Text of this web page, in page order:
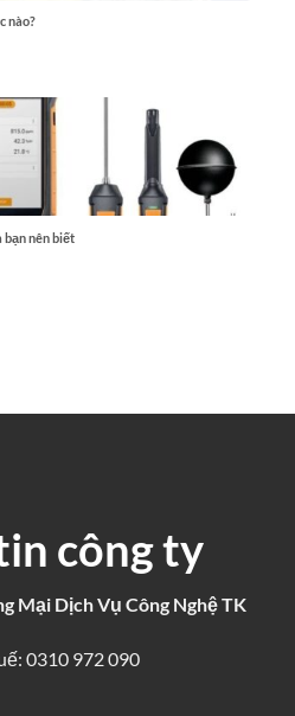
nào?
bạn nên biết
công ty
Mại Dịch Vụ Công Nghệ TK
0310 972 090